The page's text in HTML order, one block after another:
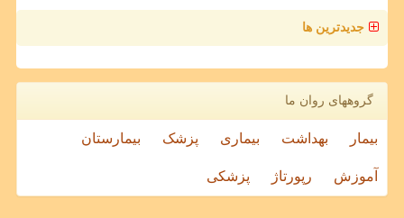
جدیدترین ها
گروههای روان ما
بیمار بهداشت بیماری پزشک بیمارستان
آموزش رپورتاژ پزشکی